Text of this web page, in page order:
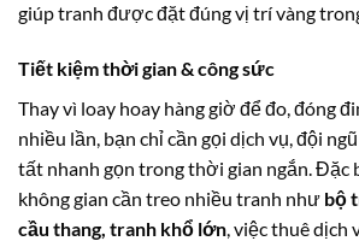
giúp tranh được đặt đúng vị trí vàng
Tiết kiệm thời gian & công sức
Thay vì loay hoay hàng giờ để đo, đóng
nhiều lần, bạn chỉ cần gọi dịch vụ, đội
tất nhanh gọn trong thời gian ngắn. Đặc
không gian cần treo nhiều tranh như bộ
cầu thang, tranh khổ lớn, việc thuê dịch